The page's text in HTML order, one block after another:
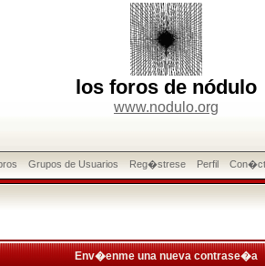
los foros de nódulo
www.nodulo.org
Grupos de Usuarios Reg�strese Perfil
Env�enme una nueva contrase�a